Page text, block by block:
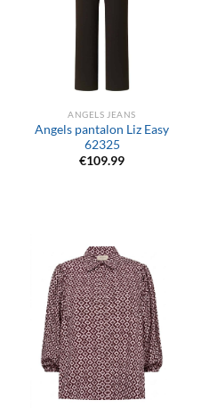
ANGELS JEANS
Angels pantalon Liz Easy
62325
€109.99